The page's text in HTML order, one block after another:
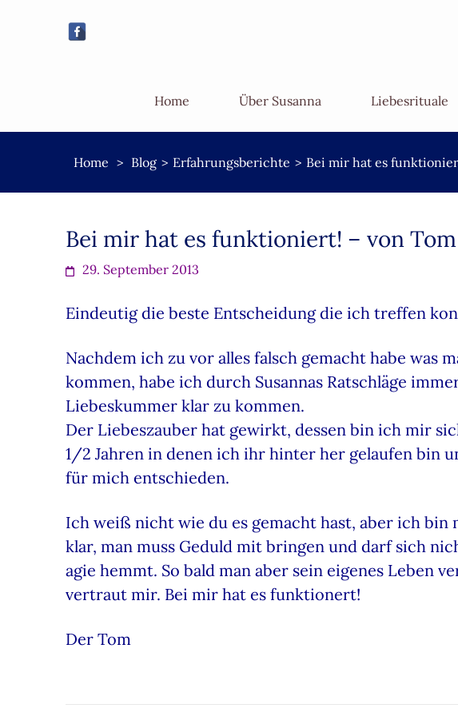
Home Über Susanna Liebesrituale
Home > Blog > Erfahrungsberichte > Bei mir hat es
Bei mir hat es funktioniert! – von Tom
29. September 2013
Eindeutig die beste Entscheidung die ich treffen
Nachdem ich zu vor alles falsch gemacht habe was
kommen, habe ich durch Susannas Ratschläge
Liebeskummer klar zu kommen.
Der Liebeszauber hat gewirkt, dessen bin ich mir
1/2 Jahren in denen ich ihr hinter her gelaufen bin
für mich entschieden.
Ich weiß nicht wie du es gemacht hast, aber ich
klar, man muss Geduld mit bringen und darf sich
agie hemmt. So bald man aber sein eigenes Leben
vertraut mir. Bei mir hat es funktionert!
Der Tom